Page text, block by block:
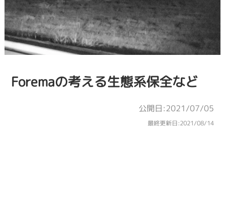
Foremaの考える生態系保全など
公開日:2021/07/05
最終更新日:2021/08/14